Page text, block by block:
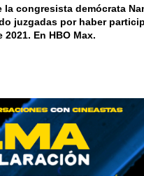
congresista demócrata
juzgadas por haber
En HBO Max.